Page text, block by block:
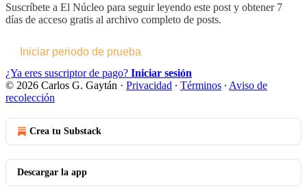
Suscríbete a El Núcleo para seguir leyendo este post y obtener 7
días de acceso gratis al archivo completo de posts.
Iniciar periodo de prueba
¿Ya eres suscriptor de pago? Iniciar sesión
© 2026 Carlos G. Gaytán · Privacidad ∙ Términos ∙ Aviso de
recolección
Crea tu Substack
Descargar la app